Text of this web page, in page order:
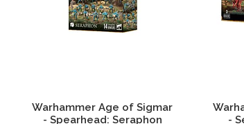
Warhammer Age of Sigmar
- Spearhead: Seraphon
-